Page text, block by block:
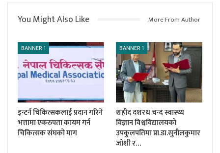
You Might Also Like More From Author
BANNER 1
इन्टर्न चिकित्सकलाई प्रदान गरिने
भत्तामा एकरुपता कायम गर्न
चिकित्सक संघको माग
BANNER 1
शहीद दशरथ चन्द स्वास्थ्य
विज्ञान विश्वविद्यालयको
उपकुलपतिमा प्रा.डा.सुनीलकुमार
जोशी र…